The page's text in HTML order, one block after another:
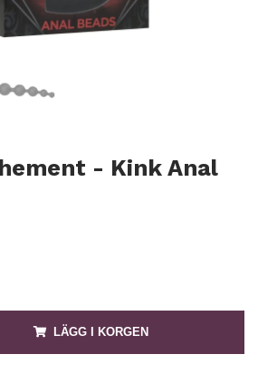
- Kink Anal
LÄGG I KORGEN